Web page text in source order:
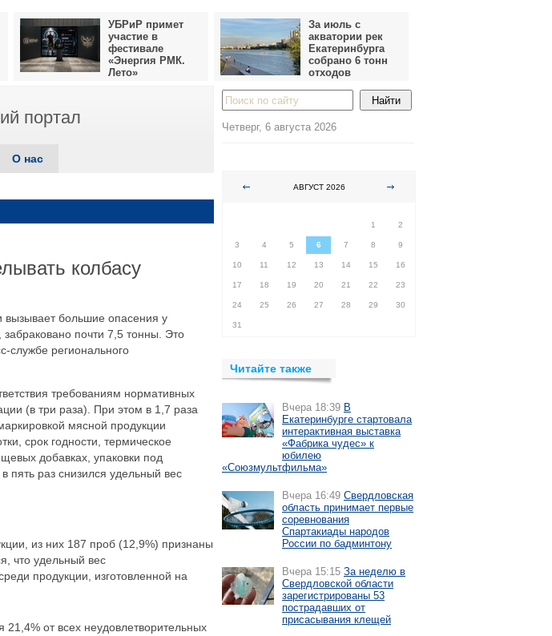
УБРиР примет
участие в
фестивале
«Энергия РМК.
Лето»
За июль с
акватории рек
Екатеринбурга
собрано 6 тонн
отходов
портал
О нас
колбасу
вызывает большие опасения у
почти 7,5 тонны. Это
службе регионального
требованиям нормативных
(в три раза). При этом в 1,7 раза
мясной продукции
срок годности, термическое
добавках, упаковки под
пять раз снизился удельный вес
из них 187 проб (12,9%) признаны
что удельный вес
продукции, изготовленной на
от всех неудовлетворительных
Четверг, 6 августа 2026
АВГУСТ 2026
1
2
3 4 5 6 7 8 9
10 11 12 13 14 15 16
17 18 19 20 21 22 23
24 25 26 27 28 29 30
31
Читайте также
Вчера 18:39 В
Екатеринбурге стартовала
интерактивная выставка
«Фабрика чудес» к
юбилею
«Союзмультфильма»
Вчера 16:49 Свердловская
область принимает первые
соревнования
Спартакиады народов
России по бадминтону
Вчера 15:15 За неделю в
Свердловской области
зарегистрированы 53
пострадавших от
присасывания клещей